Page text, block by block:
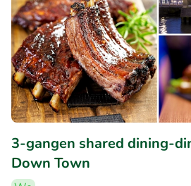
3-gangen shared dining-
Down Town